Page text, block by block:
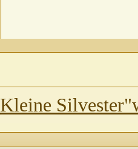
Kleine